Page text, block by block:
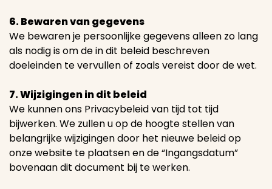
6. Bewaren van gegevens
We bewaren je persoonlijke gegevens alleen zo lang
als nodig is om de in dit beleid beschreven
doeleinden te vervullen of zoals vereist door de wet.
7. Wijzigingen in dit beleid
We kunnen ons Privacybeleid van tijd tot tijd
bijwerken. We zullen u op de hoogte stellen van
belangrijke wijzigingen door het nieuwe beleid op
onze website te plaatsen en de “Ingangsdatum”
bovenaan dit document bij te werken.